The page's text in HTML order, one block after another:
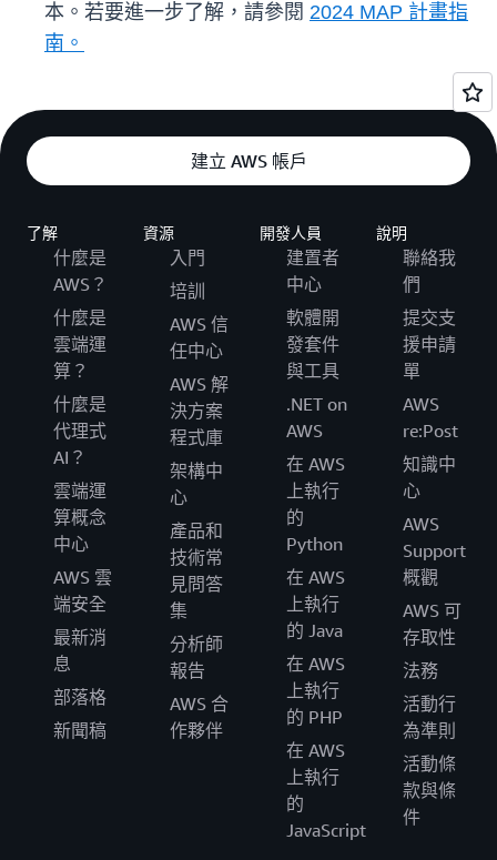
本。若要進一步了解，請參閱 2024 MAP 計畫指
南。
建立 AWS 帳戶
了解
什麼是
AWS？
什麼是
雲端運
算？
什麼是
代理式
AI？
雲端運
算概念
中心
AWS 雲
端安全
最新消
息
部落格
新聞稿
資源
入門
培訓
AWS 信
任中心
AWS 解
決方案
程式庫
架構中
心
產品和
技術常
見問答
集
分析師
報告
AWS 合
作夥伴
開發人員
建置者
中心
軟體開
發套件
與工具
.NET on
AWS
在 AWS
上執行
的
Python
在 AWS
上執行
的 Java
在 AWS
上執行
的 PHP
在 AWS
上執行
的
JavaScript
說明
聯絡我
們
提交支
援申請
單
AWS
re:Post
知識中
心
AWS
Support
概觀
AWS 可
存取性
法務
活動行
為準則
活動條
款與條
件